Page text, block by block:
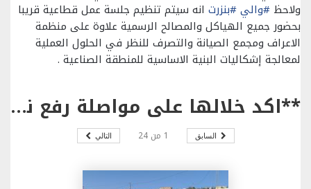
ولاحظ #والي#بنزرت انه سيتم تنظيم جلسة عمل قطاعية قريبا
بحضور جميع الهياكل والمصالح الرسمية علاوة على منظمة
الاعراف ومجمع الصيانة والتصرف للنظر في الحلول العملية
لمعالجة إشكاليات البنية الاساسية للمنطقة الصناعية .
**اكد خلالها على مواصلة رفع نسق الإنجاز : *#والي #بنزرت يتفقد سير تقدم اشغال عدد من المشاريع والبرامج الاستثمارية البلدية بمعتمدية اوتيك.
السابق 1 من24 التالي